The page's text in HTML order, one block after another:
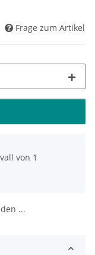
Frage zum Artikel
von 1
...